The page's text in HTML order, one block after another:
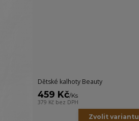
Dětské kalhoty Beauty
459 Kč/Ks
379 Kč bez DPH
Zvolit variantu